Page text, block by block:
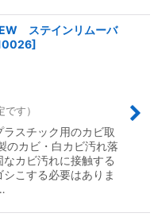
ステインリムーバ
]
す）
スチック用のカビ取
のカビ・白カビ汚れ落
カビ汚れに接触する
こする必要はありま